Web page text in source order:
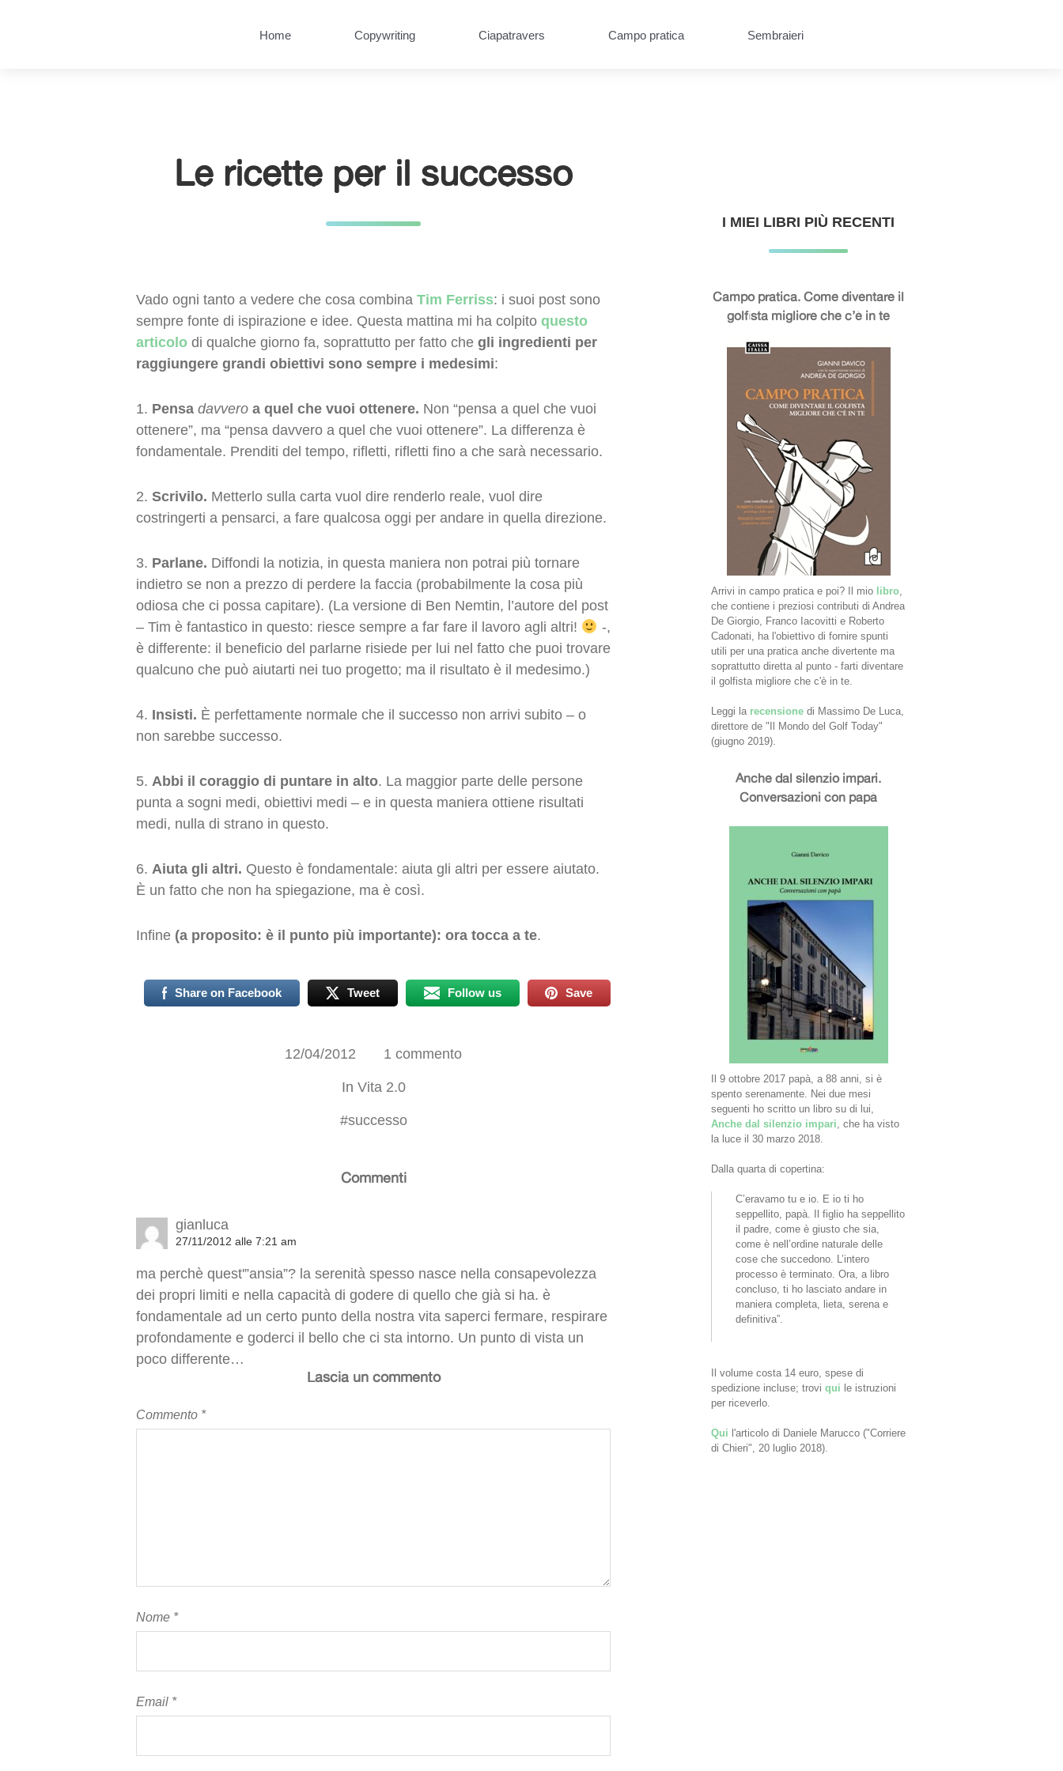
Home Copywriting Ciapatravers Campo pratica Sembraieri
Le ricette per il successo
Vado ogni tanto a vedere che cosa combina Tim Ferriss: i suoi post sono
sempre fonte di ispirazione e idee. Questa mattina mi ha colpito questo
articolo di qualche giorno fa, soprattutto per fatto che gli ingredienti per
raggiungere grandi obiettivi sono sempre i medesimi:
1. Pensa davvero a quel che vuoi ottenere. Non “pensa a quel che vuoi
ottenere”, ma “pensa davvero a quel che vuoi ottenere”. La differenza è
fondamentale. Prenditi del tempo, rifletti, rifletti fino a che sarà necessario.
2. Scrivilo. Metterlo sulla carta vuol dire renderlo reale, vuol dire
costringerti a pensarci, a fare qualcosa oggi per andare in quella direzione.
3. Parlane. Diffondi la notizia, in questa maniera non potrai più tornare
indietro se non a prezzo di perdere la faccia (probabilmente la cosa più
odiosa che ci possa capitare). (La versione di Ben Nemtin, l’autore del post
– Tim è fantastico in questo: riesce sempre a far fare il lavoro agli altri!
-,
è differente: il beneficio del parlarne risiede per lui nel fatto che puoi trovare
qualcuno che può aiutarti nei tuo progetto; ma il risultato è il medesimo.)
4. Insisti. È perfettamente normale che il successo non arrivi subito – o
non sarebbe successo.
5. Abbi il coraggio di puntare in alto. La maggior parte delle persone
punta a sogni medi, obiettivi medi – e in questa maniera ottiene risultati
medi, nulla di strano in questo.
6. Aiuta gli altri. Questo è fondamentale: aiuta gli altri per essere aiutato.
È un fatto che non ha spiegazione, ma è così.
Infine (a proposito: è il punto più importante): ora tocca a te.
Share on Facebook Tweet Follow us Save
12/04/2012 1 commento
In Vita 2.0
#successo
Commenti
gianluca
27/11/2012 alle 7:21 am
ma perchè quest'”ansia”? la serenità spesso nasce nella consapevolezza
dei propri limiti e nella capacità di godere di quello che già si ha. è
fondamentale ad un certo punto della nostra vita saperci fermare, respirare
profondamente e goderci il bello che ci sta intorno. Un punto di vista un
poco differente…
Lascia un commento
Commento *
Nome *
Email *
I MIEI LIBRI PIÙ RECENTI
Campo pratica. Come diventare il
golfista migliore che c’è in te
Arrivi in campo pratica e poi? Il mio libro,
che contiene i preziosi contributi di Andrea
De Giorgio, Franco Iacovitti e Roberto
Cadonati, ha l'obiettivo di fornire spunti
utili per una pratica anche divertente ma
soprattutto diretta al punto - farti diventare
il golfista migliore che c'è in te.
Leggi la recensione di Massimo De Luca,
direttore de "Il Mondo del Golf Today"
(giugno 2019).
Anche dal silenzio impari.
Conversazioni con papà
Il 9 ottobre 2017 papà, a 88 anni, si è
spento serenamente. Nei due mesi
seguenti ho scritto un libro su di lui,
Anche dal silenzio impari, che ha visto
la luce il 30 marzo 2018.
Dalla quarta di copertina:
C’eravamo tu e io. E io ti ho
seppellito, papà. Il figlio ha seppellito
il padre, come è giusto che sia,
come è nell’ordine naturale delle
cose che succedono. L’intero
processo è terminato. Ora, a libro
concluso, ti ho lasciato andare in
maniera completa, lieta, serena e
definitiva”.
Il volume costa 14 euro, spese di
spedizione incluse; trovi qui le istruzioni
per riceverlo.
Qui l'articolo di Daniele Marucco ("Corriere
di Chieri", 20 luglio 2018).